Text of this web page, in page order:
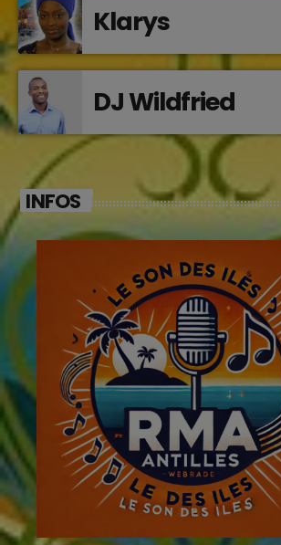
Klarys
DJ Wildfried
INFOS